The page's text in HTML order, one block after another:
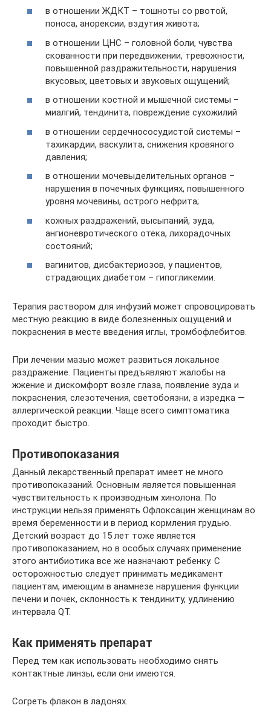
в отношении ЖДКТ – тошноты со рвотой,
поноса, анорексии, вздутия живота;
в отношении ЦНС – головной боли, чувства
скованности при передвижении, тревожности,
повышенной раздражительности, нарушения
вкусовых, цветовых и звуковых ощущений;
в отношении костной и мышечной системы –
миалгий, тендинита, повреждение сухожилий
в отношении сердечнососудистой системы –
тахикардии, васкулита, снижения кровяного
давления;
в отношении мочевыделительных органов –
нарушения в почечных функциях, повышенного
уровня мочевины, острого нефрита;
кожных раздражений, высыпаний, зуда,
ангионевротического отёка, лихорадочных
состояний;
вагинитов, дисбактериозов, у пациентов,
страдающих диабетом – гипогликемии.
Терапия раствором для инфузий может спровоцировать
местную реакцию в виде болезненных ощущений и
покраснения в месте введения иглы, тромбофлебитов.
При лечении мазью может развиться локальное
раздражение. Пациенты предъявляют жалобы на
жжение и дискомфорт возле глаза, появление зуда и
покраснения, слезотечения, светобоязни, а изредка —
аллергической реакции. Чаще всего симптоматика
проходит быстро.
Противопоказания
Данный лекарственный препарат имеет не много
противопоказаний. Основным является повышенная
чувствительность к производным хинолона. По
инструкции нельзя применять Офлоксацин женщинам во
время беременности и в период кормления грудью.
Детский возраст до 15 лет тоже является
противопоказанием, но в особых случаях применение
этого антибиотика все же назначают ребенку. С
осторожностью следует принимать медикамент
пациентам, имеющим в анамнезе нарушения функции
печени и почек, склонность к тендиниту, удлинению
интервала QT.
Как применять препарат
Перед тем как использовать необходимо снять
контактные линзы, если они имеются.
Согреть флакон в ладонях.